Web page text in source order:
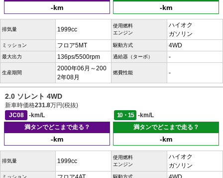
-km -km
排気量 1999cc
使用燃料
エンジン
ハイオク
ガソリン
ミッション フロア5MT 駆動方式 4WD
最大出力 136ps/5500rpm 過給器（ターボ） -
生産期間
2000年06月～200
2年08月
燃費性能 -
2.0 ソレント 4WD
新車時価格231.8万円(税抜)
JC08
-km/L 10・15
-km/L
満タンでどこまで走る？
-km
満タンでどこまで走る？
-km
排気量 1999cc
使用燃料
エンジン
ハイオク
ガソリン
ミッション 駆動方式